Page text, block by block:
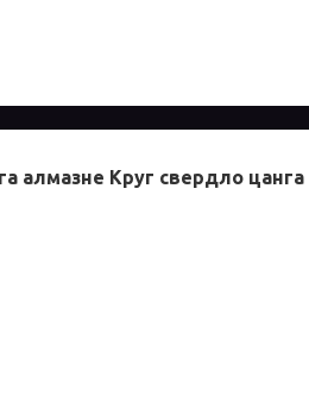
алмазне Круг свердло